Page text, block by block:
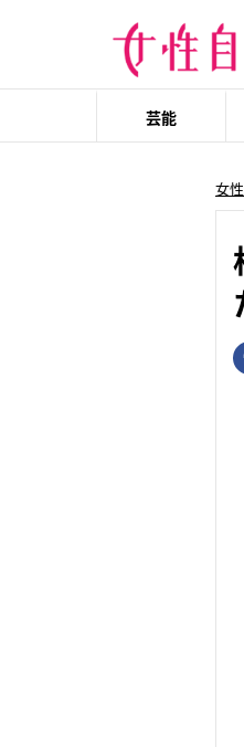
芸能
女